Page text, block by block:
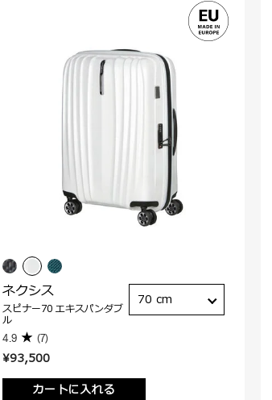
¥93,500
カートに入れる
ネクシス
スピナー70 エキスパンダブ
ル
4.9 (7)
70 cm